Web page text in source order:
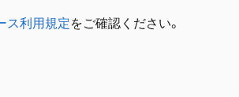
ス利用規定をご確認ください。